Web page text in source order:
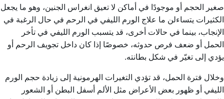
صغير الحجم أو موجودًا في أماكن لا تعيق انغراس الجنين، وهو ما يجعل
الكثيرات يتساءلن ما علاج الورم الليفي في الرحم في حال الرغبة في
الإنجاب، بينما في حالات أخرى، قد يتسبب الورم الليفي في تأخر
الحمل أو ضعف فرص حدوثه، خصوصًا إذا كان داخل تجويف الرحم أو
يؤدي إلى تغيّر في شكل بطانته.
وخلال فترة الحمل، قد تؤدي التغيرات الهرمونية إلى زيادة حجم الورم
الليفي أو ظهور بعض الأعراض مثل الألم أسفل البطن أو الشعور